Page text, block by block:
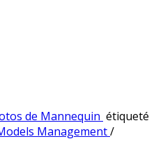
de Mannequin étiqueté
Management/